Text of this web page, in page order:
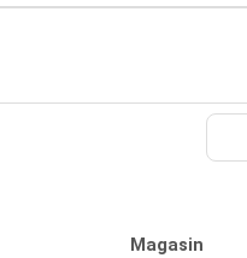
Magasin